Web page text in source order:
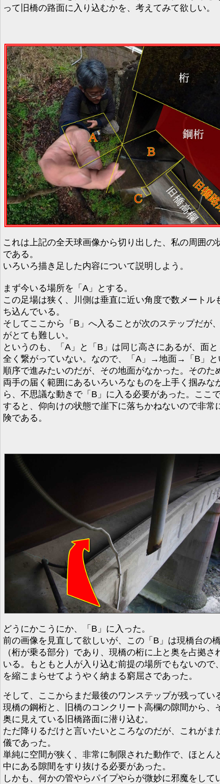
って旧橋の路面に入り込むかを、考えてみて欲しい。
これは上記の全天球画像から切り出した、私の周囲の
である。
いろいろ描き足した内容について説明しよう。
まず今いる場所を「A」とする。
この足場は狭く、川側は垂直に近い角度で数メートル
ち込んでいる。
そしてここから「B」へ入ることが次のステップだが
がとても難しい。
というのも、「A」と「B」は同じ高さにあるが、面
全く繋がっていない。なので、「A」→地面→「B」と
順序で進みたいのだが、その地面がなかった。そのた
両手の届く範囲にあるいろいろなものを上手く掴みな
ら、不思議な動きで「B」に入る必要があった。ここ
すると、仰向けの状態で崖下に落ちかねないので非常
険である。
どうにかこうにか、「B」に入った。
前の画像を見直して欲しいが、この「B」は現橋台の
（桁が乗る部分）であり、現橋の桁に上と奥を占拠さ
いる。もともと人が入り込む前提の場所でもないので
を縮こまらせてようやく納まる窮屈さであった。
そして、ここからまだ最後のワンステップが残ってい
現橋の鋼桁と、旧橋のコンクリート高欄の隙間から、
奥に見えている旧橋路面に潜り込む。
ただ降りるだけと言いたいところなのだが、これがま
儀であった。
単純に空間が狭く、非常に制限された動作で、ほとん
中にある隙間をすり抜ける必要があった。
しかも、何かの管やらパイプやらが微妙に邪魔をして